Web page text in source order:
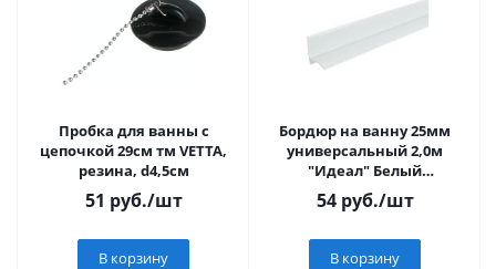
Пробка для ванны с
цепочкой 29см тм VETTA,
резина, d4,5см
51 руб./шт
В корзину
Бордюр на ванну 25мм
универсальный 2,0м
"Идеал" Белый
глянцевый / 001-G
54руб./шт
В корзину